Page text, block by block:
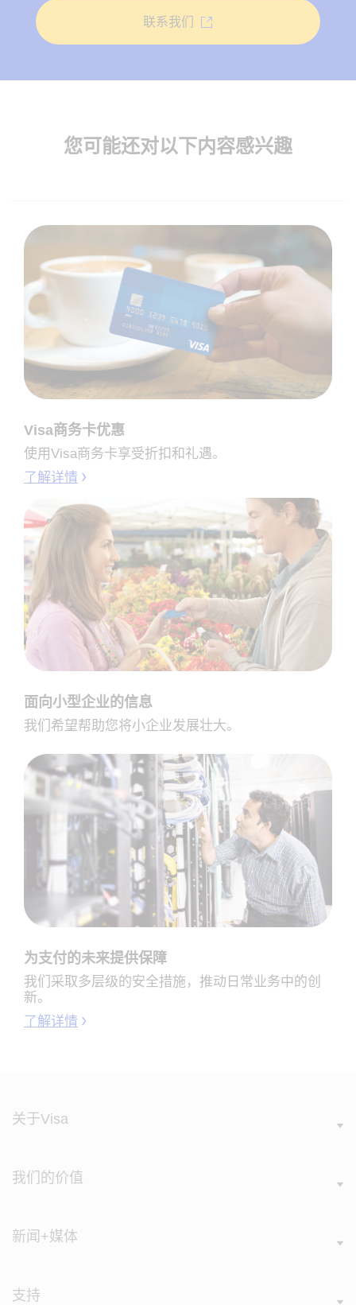
联系我们
您可能还对以下内容感兴趣
Visa商务卡优惠
使用Visa商务卡享受折扣和礼遇。
了解详情
面向小型企业的信息
我们希望帮助您将小企业发展壮大。
为支付的未来提供保障
我们采取多层级的安全措施，推动日常业务中的创
新。
了解详情
关于Visa
我们的价值
新闻+媒体
支持